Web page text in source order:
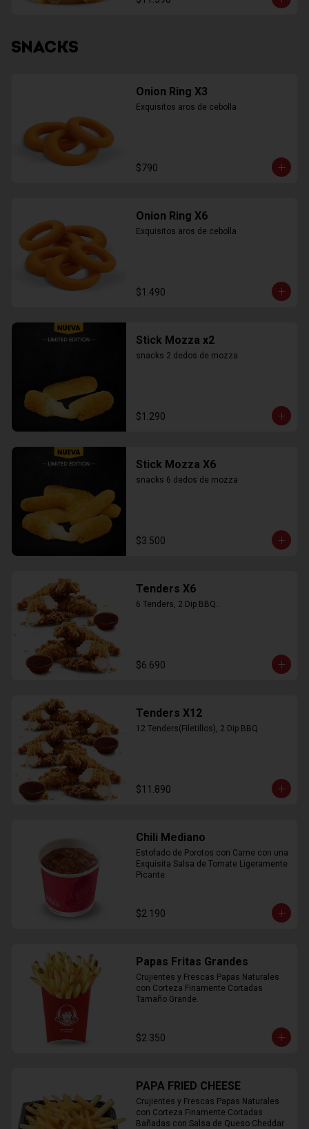
SNACKS
Onion Ring X3
Exquisitos aros de cebolla
$790
Onion Ring X6
Exquisitos aros de cebolla
$1.490
Stick Mozza x2
snacks 2 dedos de mozza
$1.290
Stick Mozza X6
snacks 6 dedos de mozza
$3.500
Tenders X6
6 Tenders, 2 Dip BBQ..
$6.690
Tenders X12
12 Tenders(Filetillos), 2 Dip BBQ
$11.890
Chili Mediano
Estofado de Porotos con Carne con una
Exquisita Salsa de Tomate Ligeramente
Picante
$2.190
Papas Fritas Grandes
Crujientes y Frescas Papas Naturales
con Corteza Finamente Cortadas
Tamaño Grande.
$2.350
PAPA FRIED CHEESE
Crujientes y Frescas Papas Naturales
con Corteza Finamente Cortadas
Bañadas con Salsa de Queso Cheddar